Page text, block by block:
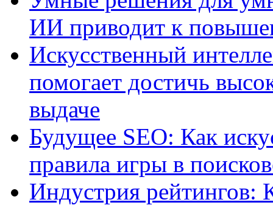
ИИ приводит к
Искусственный
помогает достичь
выдаче
Будущее SEO: Как
правила игры в
Индустрия рейтингов: